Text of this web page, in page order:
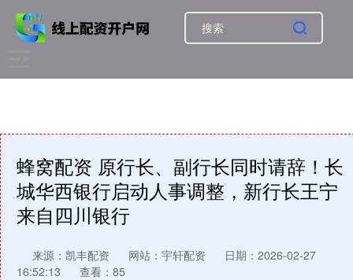
蜂窝配资 原行长、副行长同时请辞！长
城华西银行启动人事调整，新行长王宁
来自四川银行
来源：凯丰配资 网站：宇轩配资
日期：2026-02-27
16:52:13
查看：85